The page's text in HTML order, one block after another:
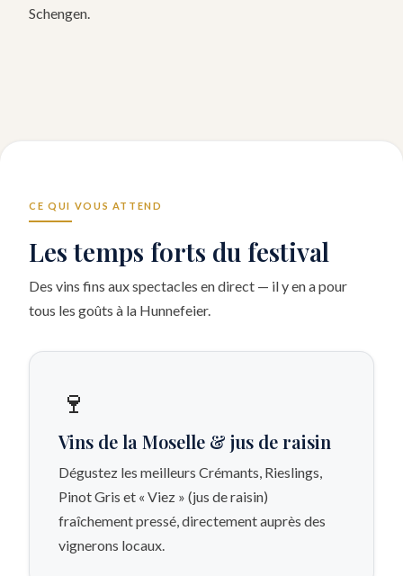
Schengen.
CE QUI VOUS ATTEND
Les temps forts du festival
Des vins fins aux spectacles en direct — il y en a pour
tous les goûts à la Hunnefeier.
🍷
Vins de la Moselle & jus de raisin
Dégustez les meilleurs Crémants, Rieslings,
Pinot Gris et « Viez » (jus de raisin)
fraîchement pressé, directement auprès des
vignerons locaux.